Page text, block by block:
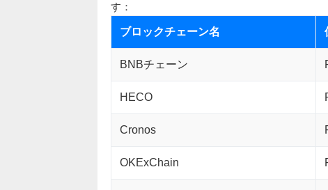
す：
ブロックチェーン名
BNBチェーン
HECO
Cronos
OKExChain